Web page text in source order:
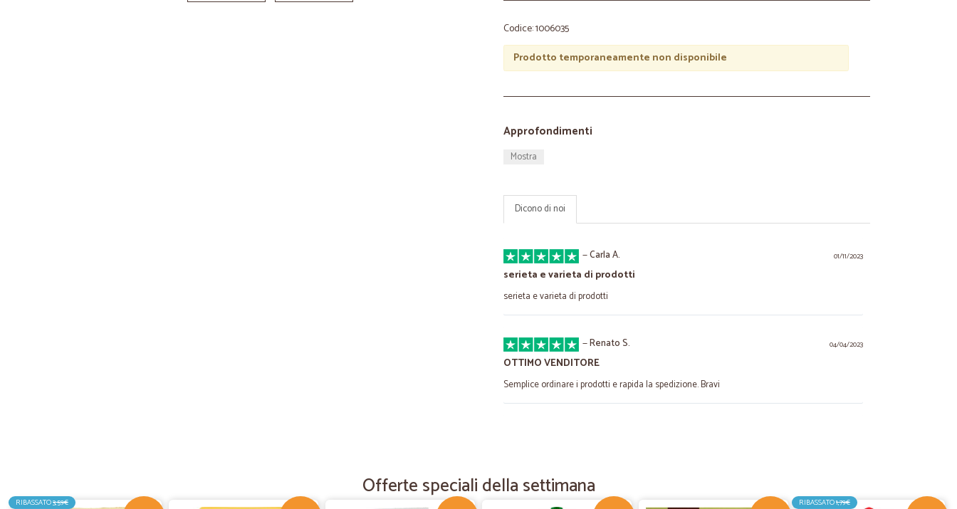
Codice: 1006035
Prodotto temporaneamente non disponibile
Approfondimenti
Mostra
Dicono di noi
01/11/2023
—Carla A.
serieta e varieta di prodotti
serieta e varieta di prodotti
04/04/2023
—Renato S.
OTTIMO VENDITORE
Semplice ordinare i prodotti e rapida la spedizione. Bravi
gastronomiche. Mi permette di fare in una unica soluzione una spesa sia dedicata alla
"scorta" che al buongusto. Consegna veloce e puntuale in un periodo in cui i grandi
Offerte speciali della settimana
RIBASSATO3,59€ RIBASSATO1,79€